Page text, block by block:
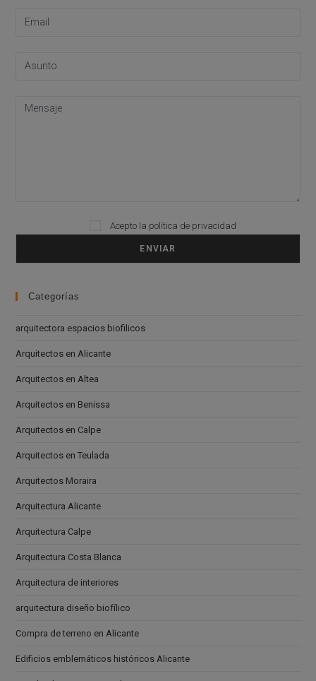
Please leave this field empty.
Acepto la política de privacidad
Categorías
arquitectora espacios biofilicos
Arquitectos en Alicante
Arquitectos en Altea
Arquitectos en Benissa
Arquitectos en Calpe
Arquitectos en Teulada
Arquitectos Moraira
Arquitectura Alicante
Arquitectura Calpe
Arquitectura Costa Blanca
Arquitectura de interiores
arquitectura diseño biofílico
Compra de terreno en Alicante
Edificios emblemáticos históricos Alicante